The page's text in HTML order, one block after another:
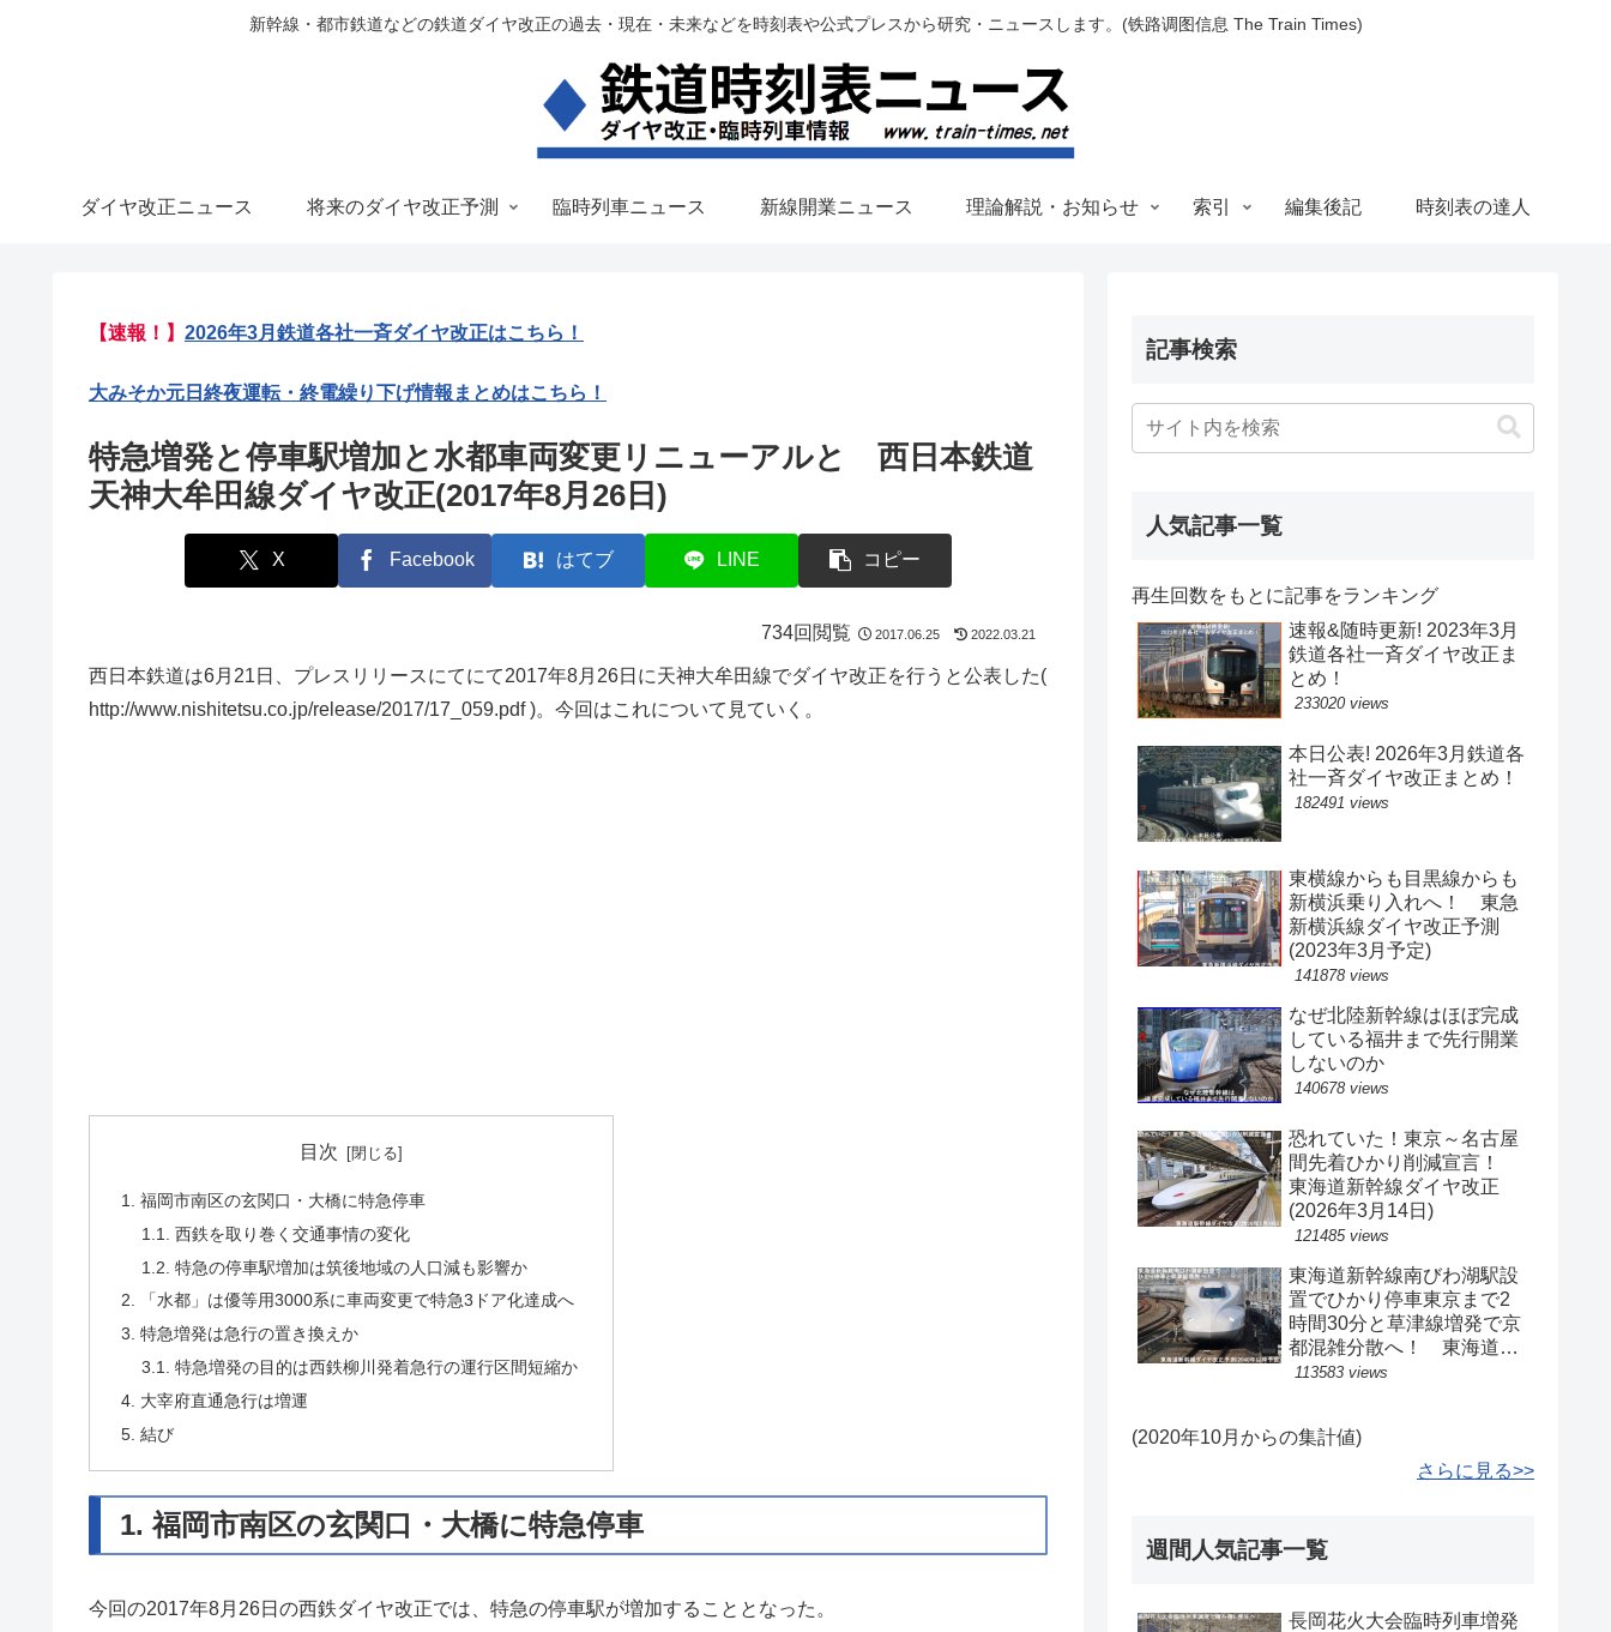
新幹線・都市鉄道などの鉄道ダイヤ改正の過去・現在・未来などを時刻表や公式プレスから研究・ニュースします。(铁路调图信息 The Train Times)
ダイヤ改正ニュース 将来のダイヤ改正予測 臨時列車ニュース 新線開業ニュース 理論解説・お知らせ 索引 編集後記 時刻表の達人
【速報！】 2026年3月鉄道各社一斉ダイヤ改正はこちら！
大みそか元日終夜運転・終電繰り下げ情報まとめはこちら！
特急増発と停車駅増加と水都車両変更リニューアルと 西日本鉄道
天神大牟田線ダイヤ改正(2017年8月26日)
X Facebook はてブ LINE コピー
734回閲覧 2017.06.25 2022.03.21
西日本鉄道は6月21日、プレスリリースにてにて2017年8月26日に天神大牟田線でダイヤ改正を行うと公表した(
http://www.nishitetsu.co.jp/release/2017/17_059.pdf )。今回はこれについて見ていく。
目次
1. 福岡市南区の玄関口・大橋に特急停車
1.1. 西鉄を取り巻く交通事情の変化
1.2. 特急の停車駅増加は筑後地域の人口減も影響か
2. 「水都」は優等用3000系に車両変更で特急3ドア化達成へ
3. 特急増発は急行の置き換えか
3.1. 特急増発の目的は西鉄柳川発着急行の運行区間短縮か
4. 大宰府直通急行は増運
5. 結び
1. 福岡市南区の玄関口・大橋に特急停車
今回の2017年8月26日の西鉄ダイヤ改正では、特急の停車駅が増加することとなった。
記事検索
人気記事一覧
再生回数をもとに記事をランキング
速報&随時更新! 2023年3月
鉄道各社一斉ダイヤ改正ま
とめ！
233020 views
本日公表! 2026年3月鉄道各
社一斉ダイヤ改正まとめ！
182491 views
東横線からも目黒線からも
新横浜乗り入れへ！ 東急
新横浜線ダイヤ改正予測
(2023年3月予定)
141878 views
なぜ北陸新幹線はほぼ完成
している福井まで先行開業
しないのか
140678 views
恐れていた！東京～名古屋
間先着ひかり削減宣言！
東海道新幹線ダイヤ改正
(2026年3月14日)
121485 views
東海道新幹線南びわ湖駅設
置でひかり停車東京まで2
時間30分と草津線増発で京
都混雑分散へ！ 東海道新
幹線ダイヤ改正予測(2040
113583 views
(2020年10月からの集計値)
さらに見る>>
週間人気記事一覧
長岡花火大会臨時列車増発